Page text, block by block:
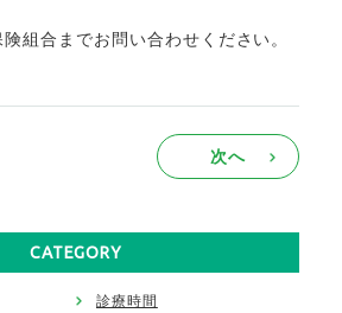
組合までお問い合わせください。
次へ
CATEGORY
診療時間